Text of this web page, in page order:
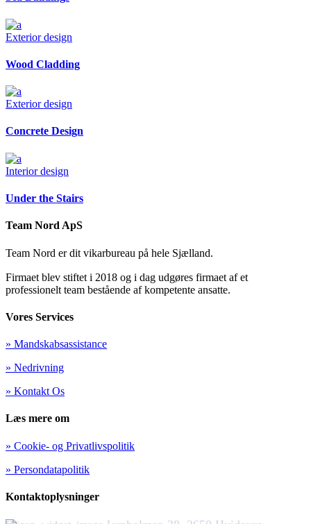
Exterior design
Wood Cladding
Exterior design
Concrete Design
Interior design
Under the Stairs
Team Nord ApS
Team Nord er dit vikarbureau på hele Sjælland.
Firmaet blev stiftet i 2018 og i dag udgøres firmaet af et
professionelt team bestående af kompetente ansatte.
Vores Services
» Mandskabsassistance
» Nedrivning
» Kontakt Os
Læs mere om
» Cookie- og Privatlivspolitik
» Persondatapolitik
Kontaktoplysninger